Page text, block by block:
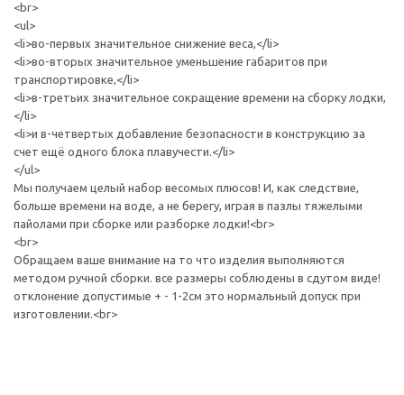
<br>
<ul>
<li>во-первых значительное снижение веса,</li>
<li>во-вторых значительное уменьшение габаритов при
транспортировке,</li>
<li>в-третьих значительное сокращение времени на сборку лодки,
</li>
<li>и в-четвертых добавление безопасности в конструкцию за
счет ещё одного блока плавучести.</li>
</ul>
Мы получаем целый набор весомых плюсов! И, как следствие,
больше времени на воде, а не берегу, играя в пазлы тяжелыми
пайолами при сборке или разборке лодки!<br>
<br>
Обращаем ваше внимание на то что изделия выполняются
методом ручной сборки. все размеры соблюдены в сдутом виде!
отклонение допустимые + - 1-2см это нормальный допуск при
изготовлении.<br>